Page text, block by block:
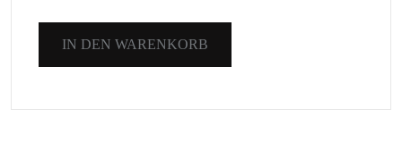
IN DEN WARENKORB